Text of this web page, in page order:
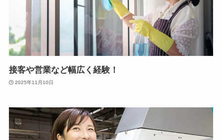
接客や営業など幅広く経験！
2025年11月10日